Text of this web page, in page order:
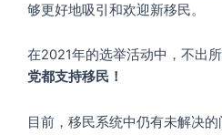
够更好地吸引和欢迎新移民。
在2021年的选举活动中，不出所
党都支持移民！
目前，移民系统中仍有未解决